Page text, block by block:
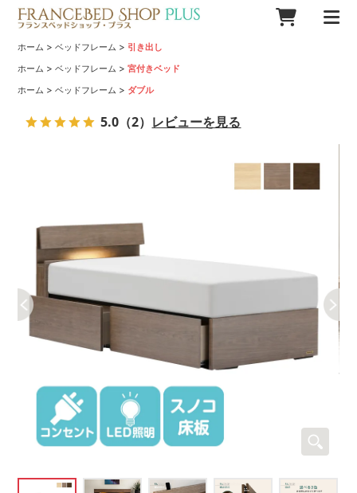
ホーム >ベッドフレーム > 引き出し
ホーム >ベッドフレーム >宮付きベッド
ホーム >ベッドフレーム > ダブル
5.0 （2） レビューを見る